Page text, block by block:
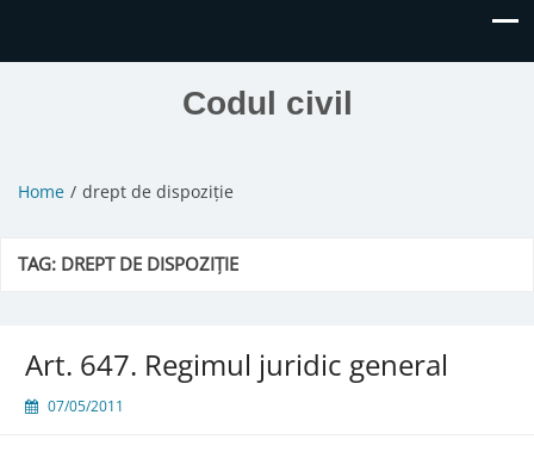
Codul civil
Home drept de dispoziție
TAG: DREPT DE DISPOZIȚIE
Art. 647. Regimul juridic general
07/05/2011